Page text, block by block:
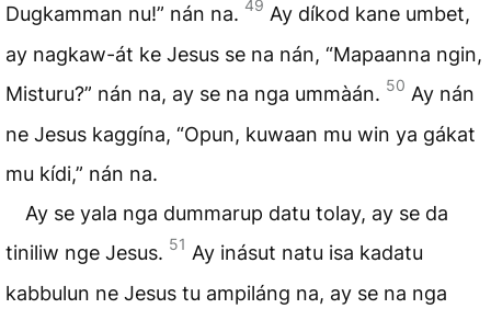
Dugkamman nu!” nán na. 49 Ay díkod kane umbet,
ay nagkaw-át ke Jesus se na nán, “Mapaanna ngin,
Misturu?” nán na, ay se na nga ummàán. 50 Ay nán
ne Jesus kaggína, “Opun, kuwaan mu win ya gákat
mu kídi,” nán na.
Ay se yala nga dummarup datu tolay, ay se da
tiniliw nge Jesus. 51 Ay inásut natu isa kadatu
kabbulun ne Jesus tu ampiláng na, ay se na nga